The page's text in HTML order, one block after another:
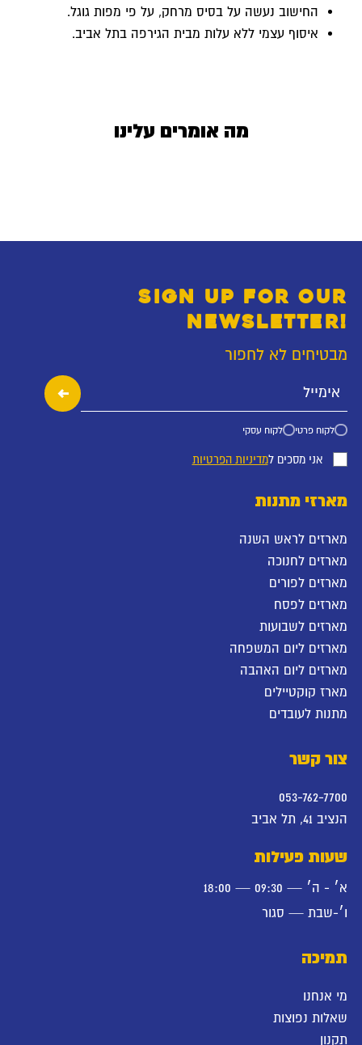
החישוב נעשה על בסיס מרחק, על פי מפות גוגל.
איסוף עצמי ללא עלות מבית הגירפה בתל אביב.
מה אומרים עלינו
SIGN UP FOR OUR
NEWSLETTER!
מבטיחים לא לחפור
לקוח פרטי לקוח עסקי
אני מסכים למדיניות הפרטיות
מארזי מתנות
מארזים לראש השנה
מארזים לחנוכה
מארזים לפורים
מארזים לפסח
מארזים לשבועות
מארזים ליום המשפחה
מארזים ליום האהבה
מארז קוקטיילים
מתנות לעובדים
צור קשר
053-762-7700
הנציב 41, תל אביב
שעות פעילות
א׳ - ה׳ — 09:30 — 18:00
ו׳-שבת — סגור
תמיכה
מי אנחנו
שאלות נפוצות
תקנון